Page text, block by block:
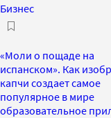
Бизнес
«Моли о пощаде на
испанском». Как
капчи создает самое
популярное в мире
образовательное